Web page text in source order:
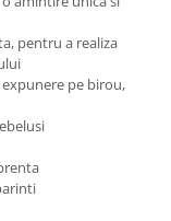
pentru a realiza
pe birou,